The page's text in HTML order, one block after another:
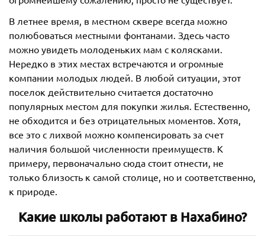
В летнее время, в местном сквере всегда можно
полюбоваться местными фонтанами. Здесь часто
можно увидеть молоденьких мам с колясками.
Нередко в этих местах встречаются и огромные
компании молодых людей. В любой ситуации, этот
поселок действительно считается достаточно
популярных местом для покупки жилья. Естественно,
не обходится и без отрицательных моментов. Хотя,
все это с лихвой можно компенсировать за счет
наличия большой численности преимуществ. К
примеру, первоначально сюда стоит отнести, не
только близость к самой столице, но и соответственно,
к природе.
Какие школы работают в Нахабино?